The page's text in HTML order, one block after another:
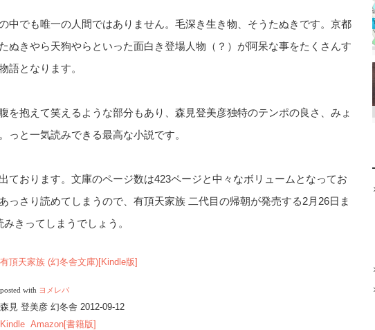
中でも唯一の人間ではありません。毛深き生き物、そうたぬきです。京都
ぬきやら天狗やらといった面白き登場人物（？）が阿呆な事をたくさんす
語となります。
を抱えて笑えるような部分もあり、森見登美彦独特のテンポの良さ、みょ
っと一気読みできる最高な小説です。
ております。文庫のページ数は423ページと中々なボリュームとなってお
っさり読めてしまうので、有頂天家族 二代目の帰朝が発売する2月26日ま
きってしまうでしょう。
有頂天家族 (幻冬舎文庫)[Kindle版]
posted with ヨメレバ
森見 登美彦 幻冬舎 2012-09-12
Kindle Amazon[書籍版]